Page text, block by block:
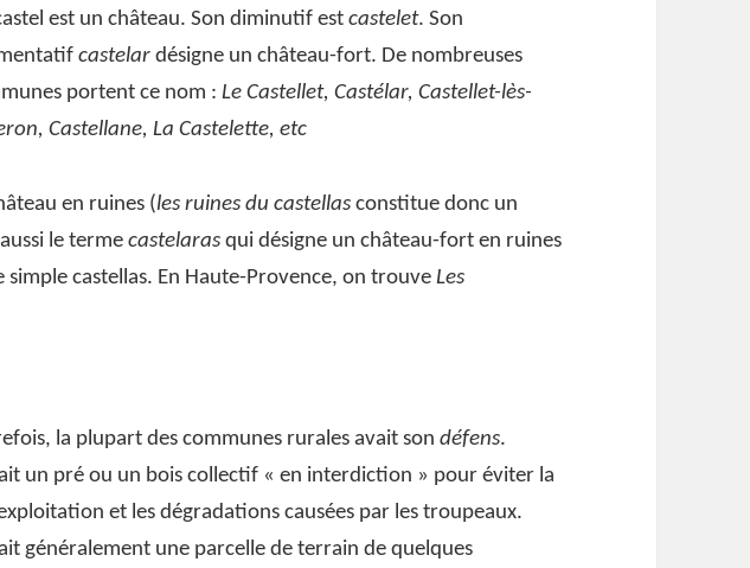
est un château. Son diminutif estcastelet. Son
castelar désigne un château-fort. De nombreuses
portent ce nom :Le Castellet, Castélar, Castellet-lès-
Castellane, La Castelette, etc
en ruines (les ruines du castellas constitue donc un
le termecastelaras qui désigne un château-fort en ruines
simple castellas. En Haute-Provence, on trouveLes
la plupart des communes rurales avait sondéfens.
un pré ou un bois collectif « en interdiction » pour éviter la
et les dégradations causées par les troupeaux.
généralement une parcelle de terrain de quelques